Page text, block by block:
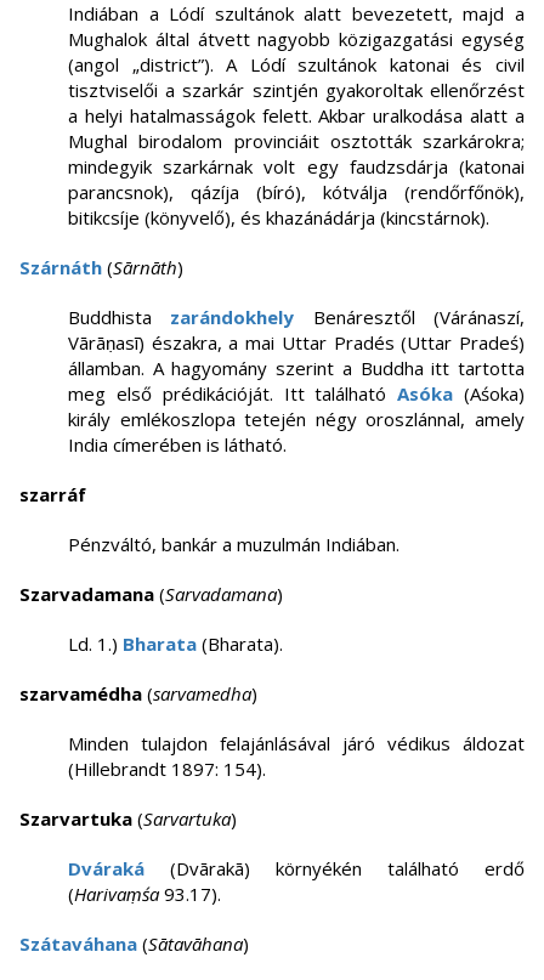
Indiában a Lódí szultánok alatt bevezetett, majd a
Mughalok által átvett nagyobb közigazgatási egység
(angol „district”). A Lódí szultánok katonai és civil
tisztviselői a szarkár szintjén gyakoroltak ellenőrzést
a helyi hatalmasságok felett. Akbar uralkodása alatt a
Mughal birodalom provinciáit osztották szarkárokra;
mindegyik szarkárnak volt egy faudzsdárja (katonai
parancsnok), qázíja (bíró), kótválja (rendőrfőnök),
bitikcsíje (könyvelő), és khazánádárja (kincstárnok).
Szárnáth (Sārnāth)
Buddhista zarándokhely Benáresztől (Váránaszí,
Vārāṇasī) északra, a mai Uttar Pradés (Uttar Pradeś)
államban. A hagyomány szerint a Buddha itt tartotta
meg első prédikációját. Itt találhatóAsóka (Aśoka)
király emlékoszlopa tetején négy oroszlánnal, amely
India címerében is látható.
szarráf
Pénzváltó, bankár a muzulmán Indiában.
Szarvadamana (Sarvadamana)
Ld. 1.) Bharata (Bharata).
szarvamédha (sarvamedha)
Minden tulajdon felajánlásával járó védikus áldozat
(Hillebrandt 1897: 154).
Szarvartuka (Sarvartuka)
Dváraká (Dvārakā) környékén található erdő
(Harivaṃśa 93.17).
Szátaváhana (Sātavāhana)